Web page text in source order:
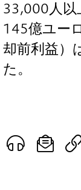
33,000人以
145億ユー
却前利益）
た。